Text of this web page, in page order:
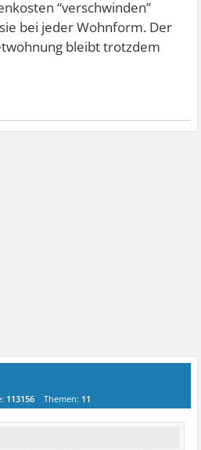
“verschwinden”
bei jeder Wohnform. Der
bleibt trotzdem
113156 Themen: 11